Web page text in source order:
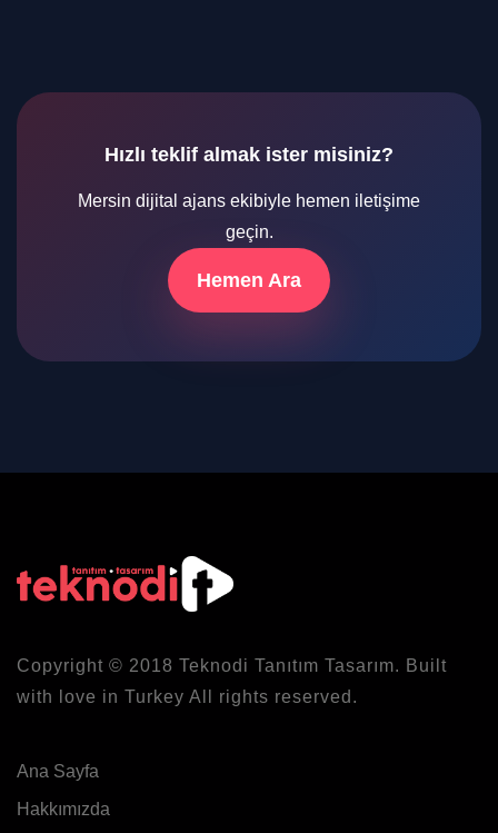
Hızlı teklif almak ister misiniz?
Mersin dijital ajans ekibiyle hemen iletişime
geçin.
Hemen Ara
Copyright © 2018 Teknodi Tanıtım Tasarım. Built
with love in Turkey All rights reserved.
Ana Sayfa
Hakkımızda